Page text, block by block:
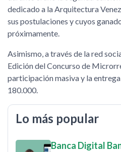
dedicado a la Arquitectura
sus postulaciones y cuyos
próximamente.
Asimismo, a través de la red
Edición del Concurso de
participación masiva y la
180.000.
Lo más popular
Banca Digital